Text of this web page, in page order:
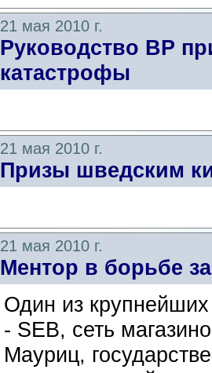
21 мая 2010 г.
Руководство ВР
катастрофы
21 мая 2010 г.
Призы шведским
21 мая 2010 г.
Ментор в борьбе
Один из
- SEB, сеть
Мауриц,